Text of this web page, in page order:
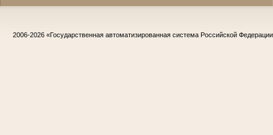
2006-2026 «Государственная автоматизированная система Российской